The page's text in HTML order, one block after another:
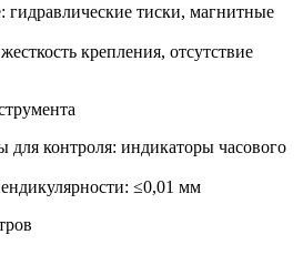
гидравлические тиски, магнитные
крепления, отсутствие
для контроля: индикаторы часового
≤0,01 мм